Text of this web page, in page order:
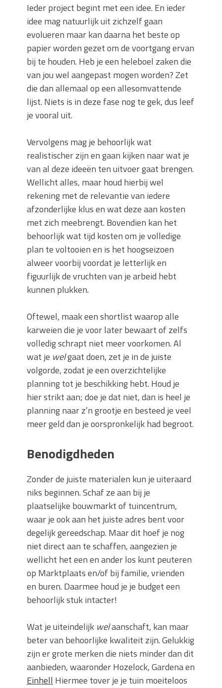
Ieder project begint met een idee. En ieder
idee mag natuurlijk uit zichzelf gaan
evolueren maar kan daarna het beste op
papier worden gezet om de voortgang ervan
bij te houden. Heb je een heleboel zaken die
van jou wel aangepast mogen worden? Zet
die dan allemaal op een allesomvattende
lijst. Niets is in deze fase nog te gek, dus leef
je vooral uit.
Vervolgens mag je behoorlijk wat
realistischer zijn en gaan kijken naar wat je
van al deze ideeën ten uitvoer gaat brengen.
Wellicht alles, maar houd hierbij wel
rekening met de relevantie van iedere
afzonderlijke klus en wat deze aan kosten
met zich meebrengt. Bovendien kan het
behoorlijk wat tijd kosten om je volledige
plan te voltooien en is het hoogseizoen
alweer voorbij voordat je letterlijk en
figuurlijk de vruchten van je arbeid hebt
kunnen plukken.
Oftewel, maak een shortlist waarop alle
karweien die je voor later bewaart of zelfs
volledig schrapt niet meer voorkomen. Al
wat je welgaat doen, zet je in de juiste
volgorde, zodat je een overzichtelijke
planning tot je beschikking hebt. Houd je
hier strikt aan; doe je dat niet, dan is heel je
planning naar z’n grootje en besteed je veel
meer geld dan je oorspronkelijk had begroot.
Benodigdheden
Zonder de juiste materialen kun je uiteraard
niks beginnen. Schaf ze aan bij je
plaatselijke bouwmarkt of tuincentrum,
waar je ook aan het juiste adres bent voor
degelijk gereedschap. Maar dit hoef je nog
niet direct aan te schaffen, aangezien je
wellicht het een en ander los kunt peuteren
op Marktplaats en/of bij familie, vrienden
en buren. Daarmee houd je je budget een
behoorlijk stuk intacter!
Wat je uiteindelijk welaanschaft, kan maar
beter van behoorlijke kwaliteit zijn. Gelukkig
zijn er grote merken die niets minder dan dit
aanbieden, waaronder Hozelock, Gardena en
Einhell Hiermee tover je je tuin moeiteloos